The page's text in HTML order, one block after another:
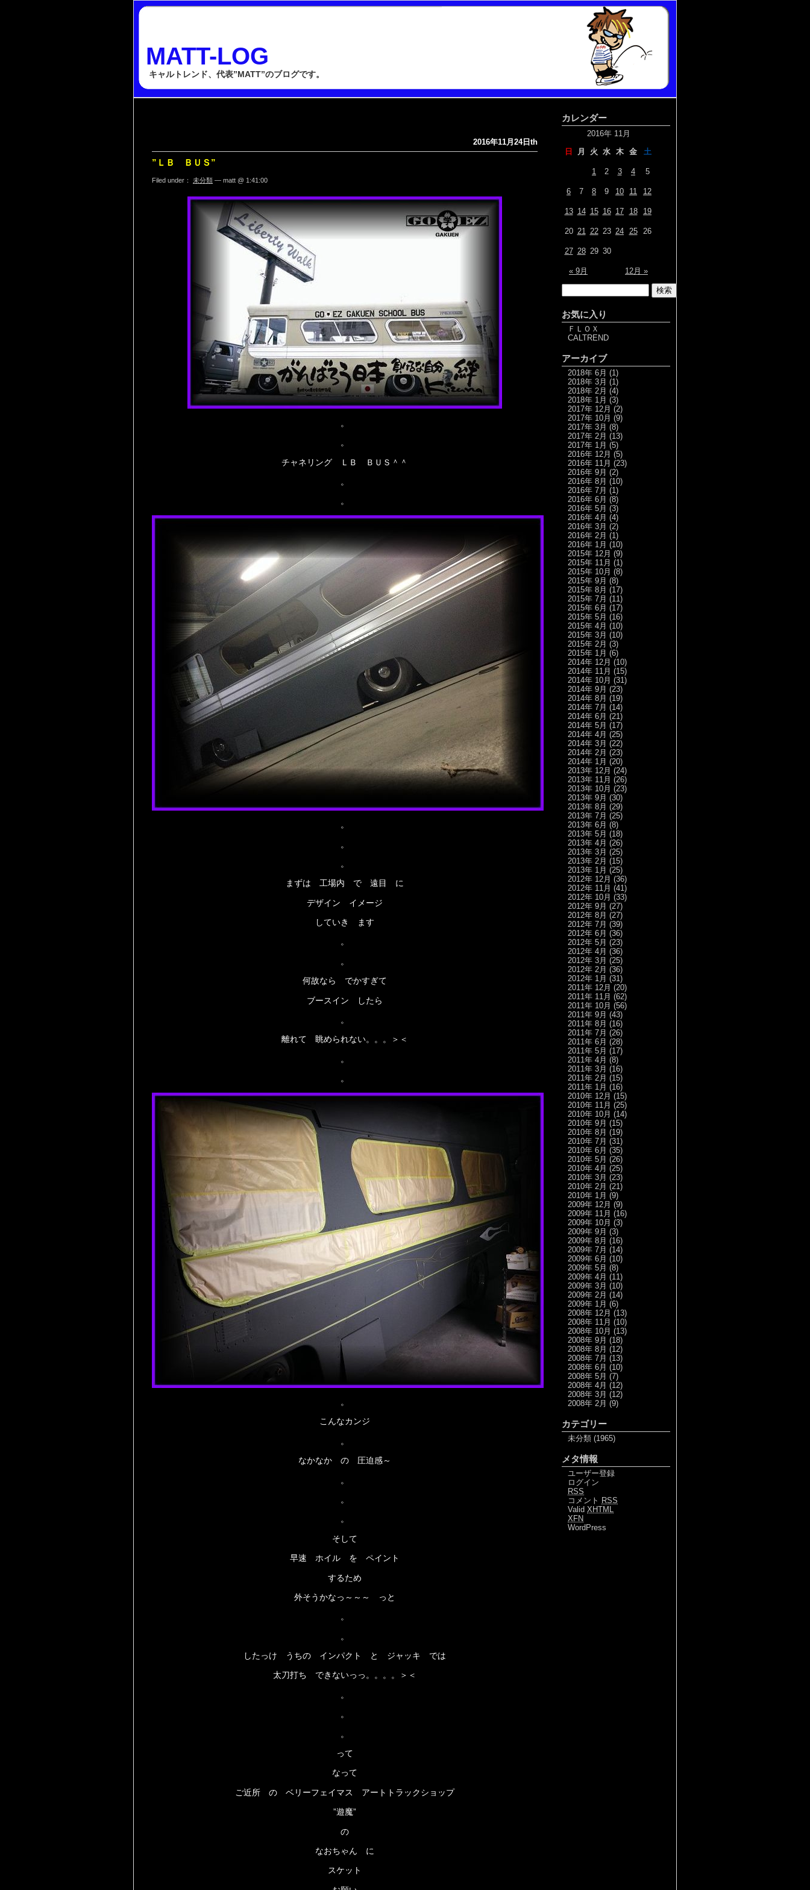
MATT-LOG
キャルトレンド、代表”MATT”のブログです。
2016年11月24日th
”ＬＢ ＢＵＳ”
Filed under： 未分類 — matt @ 1:41:00
。
。
チャネリング ＬＢ ＢＵＳ＾＾
。
。
。
。
。
まずは 工場内 で 遠目 に
デザイン イメージ
していき ます
。
。
何故なら でかすぎて
ブースイン したら
。
離れて 眺められない。。。＞＜
。
。
。
こんなカンジ
。
なかなか の 圧迫感～
。
。
。
そして
早速 ホイル を ペイント
するため
外そうかなっ～～～ っと
。
。
したっけ うちの インパクト と ジャッキ では
太刀打ち できないっっ。。。。＞＜
。
。
。
って
なって
ご近所 の ベリーフェイマス アートトラックショップ
”遊魔”
の
なおちゃん に
スケット
カレンダー
2016年 11月
日
月 火 水 木 金 土
« 9月 12月 »
1 2 3 4 5
6 7 8 9 10 11 12
13 14 15 16 17 18 19
20 21 22 23 24 25 26
27 28 29 30
お気に入り
ＦＬＯＸ
CALTREND
アーカイブ
2018年 6月 (1)
2018年 3月 (1)
2018年 2月 (4)
2018年 1月 (3)
2017年 12月 (2)
2017年 10月 (9)
2017年 3月 (8)
2017年 2月 (13)
2017年 1月 (5)
2016年 12月 (5)
2016年 11月 (23)
2016年 9月 (2)
2016年 8月 (10)
2016年 7月 (1)
2016年 6月 (8)
2016年 5月 (3)
2016年 4月 (4)
2016年 3月 (2)
2016年 2月 (1)
2016年 1月 (10)
2015年 12月 (9)
2015年 11月 (1)
2015年 10月 (8)
2015年 9月 (8)
2015年 8月 (17)
2015年 7月 (11)
2015年 6月 (17)
2015年 5月 (16)
2015年 4月 (10)
2015年 3月 (10)
2015年 2月 (3)
2015年 1月 (6)
2014年 12月 (10)
2014年 11月 (15)
2014年 10月 (31)
2014年 9月 (23)
2014年 8月 (19)
2014年 7月 (14)
2014年 6月 (21)
2014年 5月 (17)
2014年 4月 (25)
2014年 3月 (22)
2014年 2月 (23)
2014年 1月 (20)
2013年 12月 (24)
2013年 11月 (26)
2013年 10月 (23)
2013年 9月 (30)
2013年 8月 (29)
2013年 7月 (25)
2013年 6月 (8)
2013年 5月 (18)
2013年 4月 (26)
2013年 3月 (25)
2013年 2月 (15)
2013年 1月 (25)
2012年 12月 (36)
2012年 11月 (41)
2012年 10月 (33)
2012年 9月 (27)
2012年 8月 (27)
2012年 7月 (39)
2012年 6月 (36)
2012年 5月 (23)
2012年 4月 (36)
2012年 3月 (25)
2012年 2月 (36)
2012年 1月 (31)
2011年 12月 (20)
2011年 11月 (62)
2011年 10月 (56)
2011年 9月 (43)
2011年 8月 (16)
2011年 7月 (26)
2011年 6月 (28)
2011年 5月 (17)
2011年 4月 (8)
2011年 3月 (16)
2011年 2月 (15)
2011年 1月 (16)
2010年 12月 (15)
2010年 11月 (25)
2010年 10月 (14)
2010年 9月 (15)
2010年 8月 (19)
2010年 7月 (31)
2010年 6月 (35)
2010年 5月 (26)
2010年 4月 (25)
2010年 3月 (23)
2010年 2月 (21)
2010年 1月 (9)
2009年 12月 (9)
2009年 11月 (16)
2009年 10月 (3)
2009年 9月 (3)
2009年 8月 (16)
2009年 7月 (14)
2009年 6月 (10)
2009年 5月 (8)
2009年 4月 (11)
2009年 3月 (10)
2009年 2月 (14)
2009年 1月 (6)
2008年 12月 (13)
2008年 11月 (10)
2008年 10月 (13)
2008年 9月 (18)
2008年 8月 (12)
2008年 7月 (13)
2008年 6月 (10)
2008年 5月 (7)
2008年 4月 (12)
2008年 3月 (12)
2008年 2月 (9)
カテゴリー
未分類 (1965)
メタ情報
ユーザー登録
ログイン
RSS
コメント RSS
Valid XHTML
XFN
WordPress